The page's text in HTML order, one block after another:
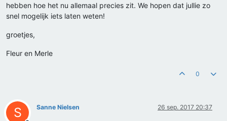
hebben hoe het nu allemaal precies zit. We hopen dat jullie zo
snel mogelijk iets laten weten!
groetjes,
Fleur en Merle
0
S Sanne Nielsen 26 sep. 2017 20:37